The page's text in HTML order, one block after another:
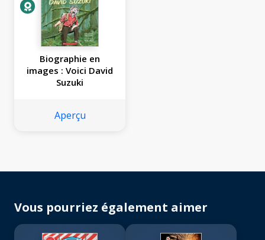
Biographie en
images : Voici David
Suzuki
Aperçu
Vous pourriez également aimer